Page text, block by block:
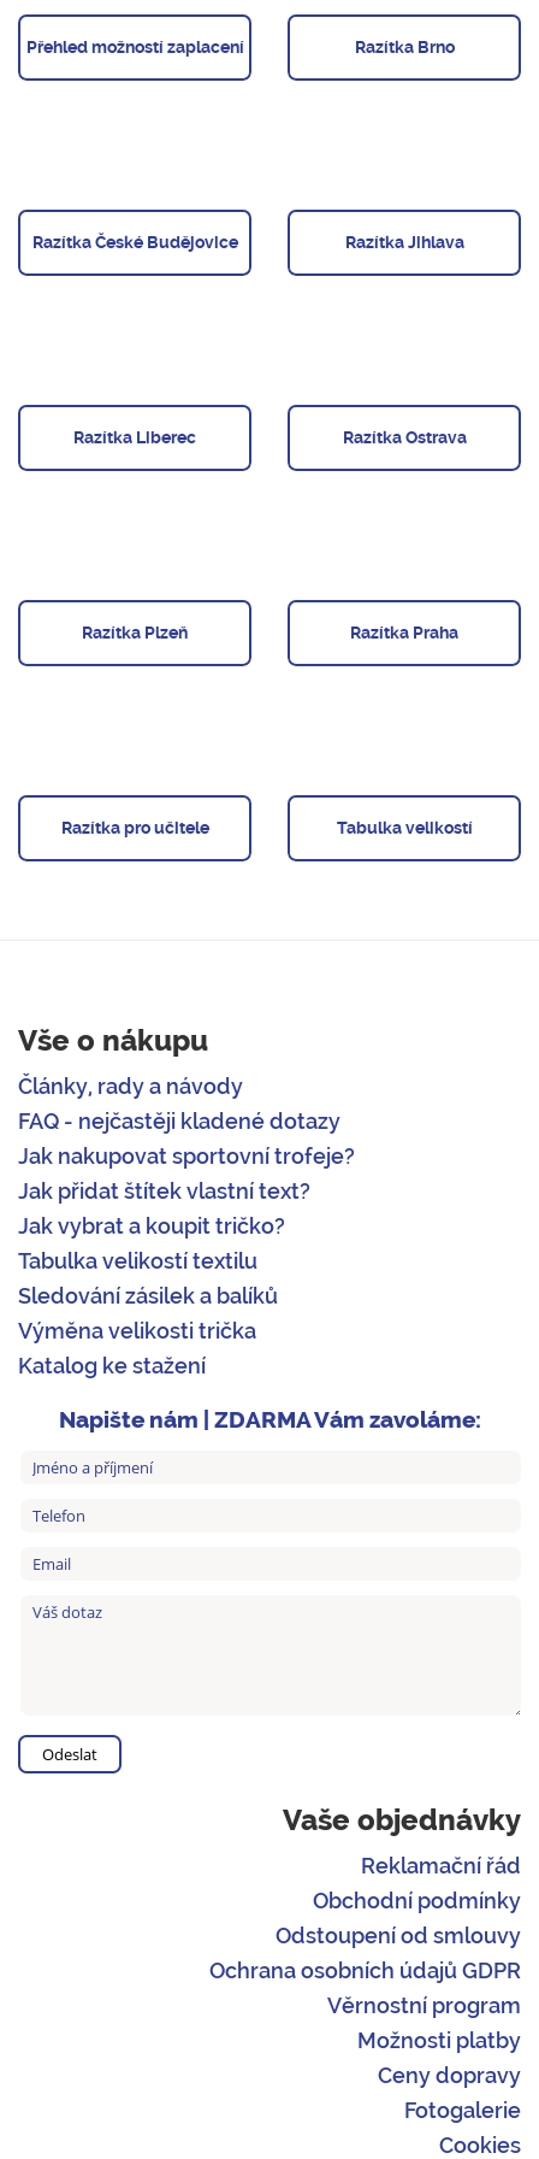
Přehled možností zaplacení Razítka Brno
Razítka České Budějovice Razítka Jihlava
Razítka Liberec Razítka Ostrava
Razítka Plzeň Razítka Praha
Razítka pro učitele Tabulka velikostí
Vše o nákupu
Články, rady a návody
FAQ - nejčastěji kladené dotazy
Jak nakupovat sportovní trofeje?
Jak přidat štítek vlastní text?
Jak vybrat a koupit tričko?
Tabulka velikostí textilu
Sledování zásilek a balíků
Výměna velikosti trička
Katalog ke stažení
Napište nám | ZDARMA Vám zavoláme:
Vaše objednávky
Reklamační řád
Obchodní podmínky
Odstoupení od smlouvy
Ochrana osobních údajů GDPR
Věrnostní program
Možnosti platby
Ceny dopravy
Fotogalerie
Cookies